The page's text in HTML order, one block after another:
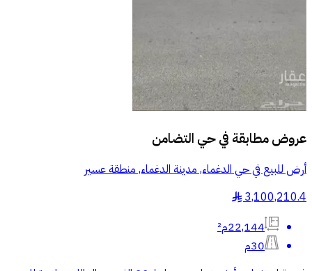
عروض مطابقة فيحي التضامن
أرض للبيع في حي الدغماء, مدينة الدغماء, منطقة عسير
3,100,210.4
§
22,144م²
30م